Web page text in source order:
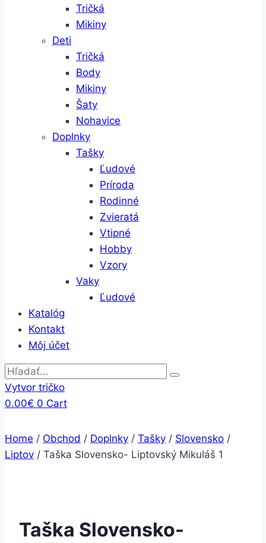
Tričká
Mikiny
Deti
Tričká
Body
Mikiny
Šaty
Nohavice
Doplnky
Tašky
Ľudové
Príroda
Rodinné
Zvieratá
Vtipné
Hobby
Vzory
Vaky
Ľudové
Katalóg
Kontakt
Môj účet
Vytvor tričko
0.00€ 0 Cart
Home / Obchod / Doplnky / Tašky / Slovensko /
Liptov / Taška Slovensko- Liptovský Mikuláš 1
Taška Slovensko-